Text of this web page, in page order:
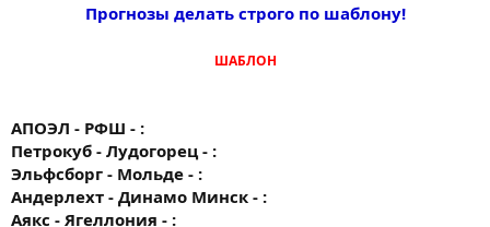
Прогнозы делать строго по шаблону!
ШАБЛОН
АПОЭЛ - РФШ - :
Петрокуб - Лудогорец - :
Эльфсборг - Мольде - :
Андерлехт - Динамо Минск - :
Аякс - Ягеллония - :